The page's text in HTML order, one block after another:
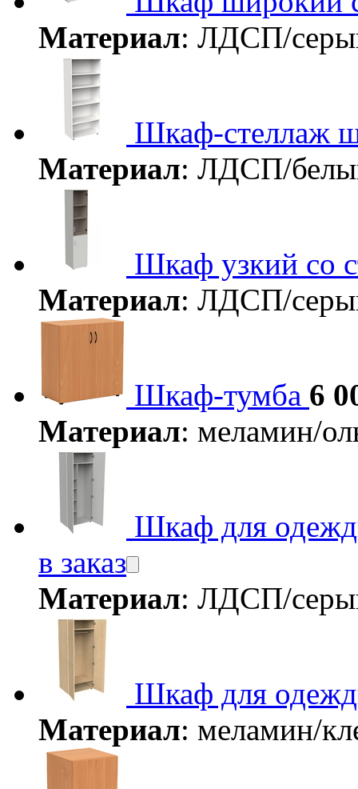
Материал: ЛДСП/
Шкаф-стеллаж
Материал: ЛДСП/
Шкаф узкий со
Материал: ЛДСП/
Шкаф-тумба 6
Материал: меламин/
Шкаф для
в заказ
Материал: ЛДСП/
Шкаф для
Материал: меламин/